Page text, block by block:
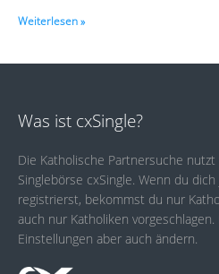
Weiterlesen »
Was ist cxSingle?
Die Katholische Partnersuche
Singlebörse cxSingle. Wenn du
registrierst, bekommst du nur
auch nur Katholiken
Einstellungen aber auch ändern.